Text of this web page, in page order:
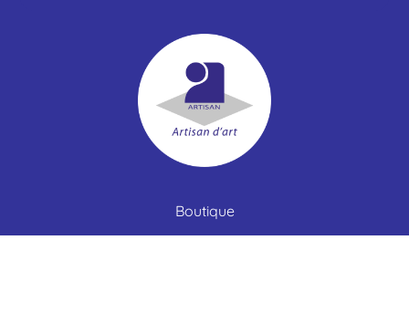
Boutique